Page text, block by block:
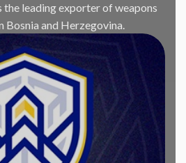
the leading exporter of weapons
Bosnia and Herzegovina.